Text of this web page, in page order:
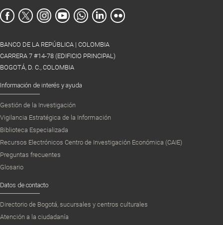
BANCO DE LA REPÚBLICA | COLOMBIA
CARRERA 7 #14-78 (EDIFICIO PRINCIPAL)
BOGOTÁ, D. C., COLOMBIA
Información de interés y ayuda
Gestión de la Investigación
Vigilancia Estratégica de la Información
Biblioteca Especializada
Recursos Electrónicos Centro de Investigación Económica (CAIE)
Preguntas frecuentes
Glosario
Datos de contacto
Directorio de Bogotá, sucursales y centros culturales
Atención a la ciudadanía